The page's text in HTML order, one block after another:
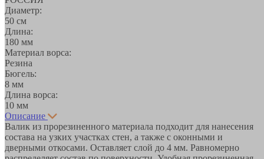
Диаметр:
50 см
Длина:
180 мм
Материал ворса:
Резина
Бюгель:
8 мм
Длина ворса:
10 мм
Описание
Валик из прорезиненного материала подходит для нанесения
состава на узких участках стен, а также с оконными и
дверными откосами. Оставляет слой до 4 мм. Равномерно